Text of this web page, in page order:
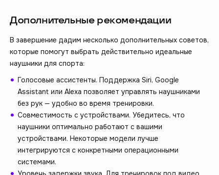
Дополнительные рекомендации
В завершение дадим несколько дополнительных советов,
которые помогут выбрать действительно идеальные
наушники для спорта:
Голосовые ассистенты. Поддержка Siri, Google
Assistant или Alexa позволяет управлять наушниками
без рук — удобно во время тренировки.
Совместимость с устройствами. Убедитесь, что
наушники оптимально работают с вашими
устройствами. Некоторые модели лучше
интегрируются с конкретными операционными
системами.